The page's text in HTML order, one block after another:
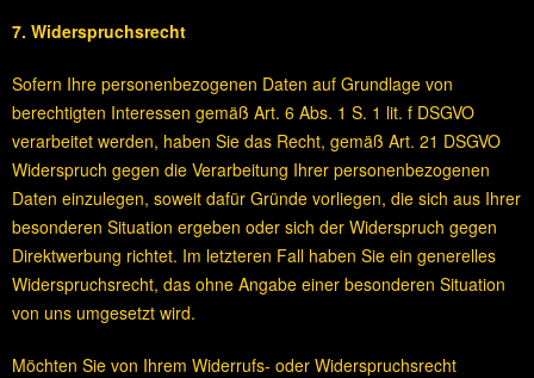
7. Widerspruchsrecht
Sofern Ihre personenbezogenen Daten auf Grundlage von
berechtigten Interessen gemäß Art. 6 Abs. 1 S. 1 lit. f DSGVO
verarbeitet werden, haben Sie das Recht, gemäß Art. 21 DSGVO
Widerspruch gegen die Verarbeitung Ihrer personenbezogenen
Daten einzulegen, soweit dafür Gründe vorliegen, die sich aus Ihrer
besonderen Situation ergeben oder sich der Widerspruch gegen
Direktwerbung richtet. Im letzteren Fall haben Sie ein generelles
Widerspruchsrecht, das ohne Angabe einer besonderen Situation
von uns umgesetzt wird.
Möchten Sie von Ihrem Widerrufs- oder Widerspruchsrecht